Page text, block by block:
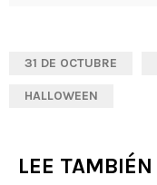
31 DE OCTUBRE
HALLOWEEN
LEE TAMBIÉN